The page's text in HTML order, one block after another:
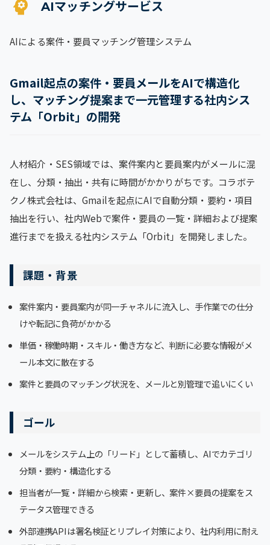
AIマッチングサービス
AIによる案件・要員マッチング管理システム
Gmail起点の案件・要員メールをAIで構造化
し、マッチング提案まで一元管理する社内シス
テム「Orbit」の開発
人材紹介・SES領域では、案件案内と要員案内がメールに混
在し、分類・抽出・共有に時間がかかりがちです。コラボテ
クノ株式会社は、Gmailを起点にAIで自動分類・要約・項目
抽出を行い、社内Webで案件・要員の一覧・詳細および提案
進行までを扱える社内システム「Orbit」を開発しました。
課題・背景
案件案内・要員案内が同一チャネルに流入し、手作業での仕分
けや転記に負荷がかかる
単価・稼働時期・スキル・働き方など、判断に必要な情報がメ
ール本文に散在する
案件と要員のマッチング状況を、メールと別管理で追いにくい
ゴール
メールをシステム上の「リード」として蓄積し、AIでカテゴリ
分類・要約・構造化する
担当者が一覧・詳細から検索・更新し、案件×要員の提案をス
テータス管理できる
外部連携APIは署名検証とリプレイ対策により、社内利用に耐え